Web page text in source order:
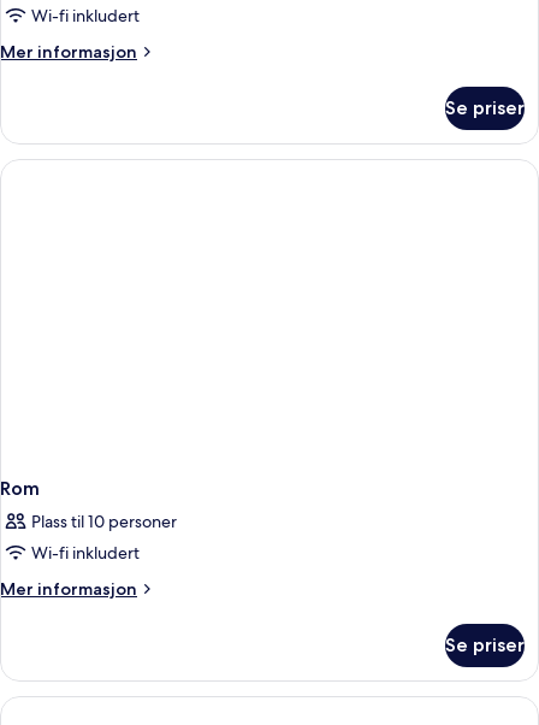
Wi-fi inkludert
Mer informasjon
Mer
Se priser
Rom
Plass til 10 personer
Wi-fi inkludert
Mer informasjon
Mer
Se priser